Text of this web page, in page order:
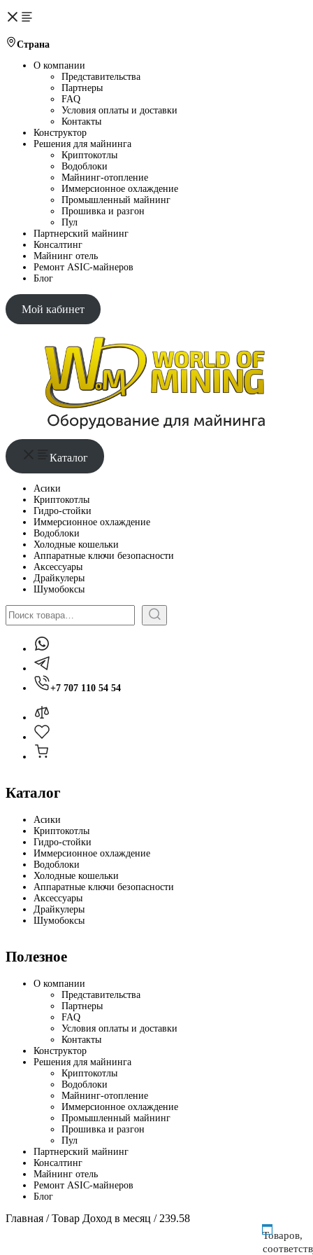
Страна
О компании
Представительства
Партнеры
FAQ
Условия оплаты и доставки
Контакты
Конструктор
Решения для майнинга
Криптокотлы
Водоблоки
Майнинг-отопление
Иммерсионное охлаждение
Промышленный майнинг
Прошивка и разгон
Пул
Партнерский майнинг
Консалтинг
Майнинг отель
Ремонт ASIC-майнеров
Блог
Мой кабинет
Каталог
Асики
Криптокотлы
Гидро-стойки
Иммерсионное охлаждение
Водоблоки
Холодные кошельки
Аппаратные ключи безопасности
Аксессуары
Драйкулеры
Шумобоксы
Поиск
+7 707 110 54 54
Каталог
Асики
Криптокотлы
Гидро-стойки
Иммерсионное охлаждение
Водоблоки
Холодные кошельки
Аппаратные ключи безопасности
Аксессуары
Драйкулеры
Шумобоксы
Полезное
О компании
Представительства
Партнеры
FAQ
Условия оплаты и доставки
Контакты
Конструктор
Решения для майнинга
Криптокотлы
Водоблоки
Майнинг-отопление
Иммерсионное охлаждение
Промышленный майнинг
Прошивка и разгон
Пул
Партнерский майнинг
Консалтинг
Майнинг отель
Ремонт ASIC-майнеров
Блог
Главная / Товар Доход в месяц / 239.58
Товаров,